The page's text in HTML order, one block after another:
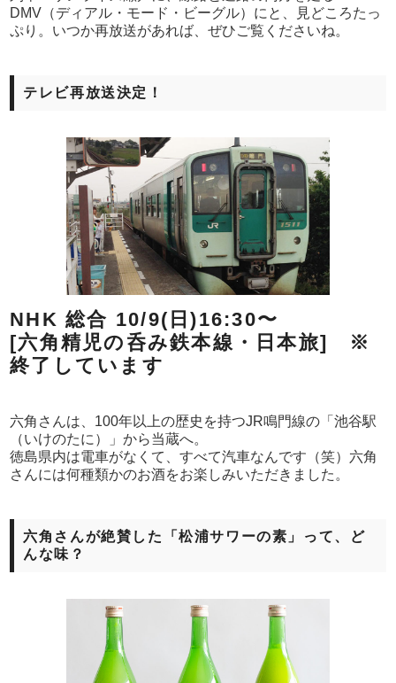
DMV（ディアル・モード・ビーグル）にと、見どころたっ
ぷり。いつか再放送があれば、ぜひご覧くださいね。
テレビ再放送決定！
NHK 総合 10/9(日)16:30〜
[六角精児の呑み鉄本線・日本旅] ※
終了しています
六角さんは、100年以上の歴史を持つJR鳴門線の「池谷駅
（いけのたに）」から当蔵へ。
徳島県内は電車がなくて、すべて汽車なんです（笑）六角
さんには何種類かのお酒をお楽しみいただきました。
六角さんが絶賛した「松浦サワーの素」って、ど
んな味？